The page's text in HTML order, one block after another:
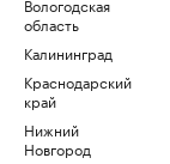
область
Калининград
Краснодарский
край
Нижний
Новгород